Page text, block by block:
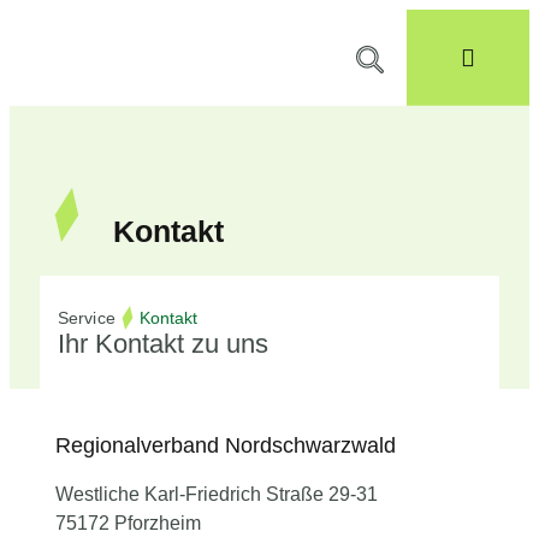
Kontakt
Service Kontakt
Ihr Kontakt zu uns
Regionalverband Nordschwarzwald
Westliche Karl-Friedrich Straße 29-31
75172 Pforzheim